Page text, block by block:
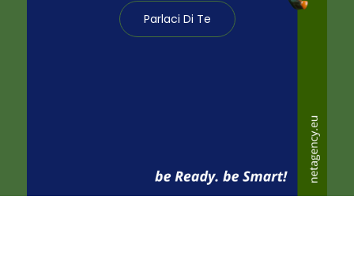
Parlaci Di Te